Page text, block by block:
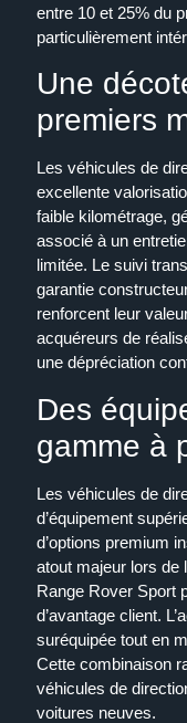
entre 10 et 25% du
particulièrement
Une
premiers
Les véhicules de
excellente
faible kilométrage,
associé à un
limitée. Le suivi
garantie
renforcent leur
acquéreurs de
une dépréciation
Des
gamme à
Les véhicules de
d’équipement
d’options premium
atout majeur lors de
Range Rover Sport
d’avantage client.
suréquipée tout en
Cette combinaison
véhicules de
voitures neuves.